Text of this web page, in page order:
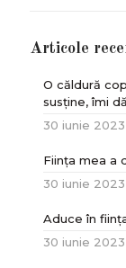
Articole
O căldură
susține, îmi
30 iunie 2023
Ființa mea a
30 iunie 2023
Aduce în
30 iunie 2023